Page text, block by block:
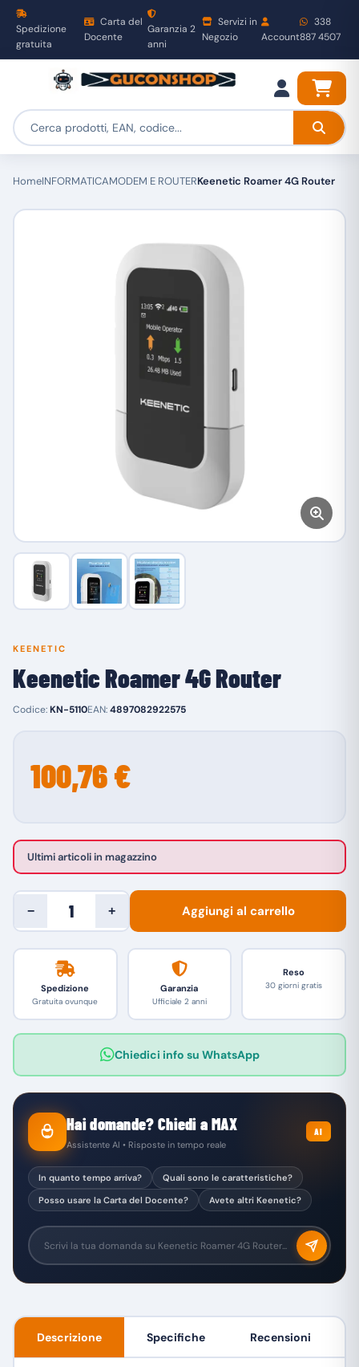
Spedizione
gratuita
Carta del
Docente
Garanzia 2
anni
Servizi in
Negozio
Account
338
887 4507
HomeINFORMATICAMODEM E ROUTERKeenetic Roamer 4G Router
KEENETIC
Keenetic Roamer 4G Router
Codice:KN-5110EAN:4897082922575
100,76 €
Ultimi articoli in magazzino
− + Aggiungi al carrello
Spedizione
Gratuita ovunque
Garanzia
Ufficiale 2 anni
Reso
30 giorni gratis
Chiedici info su WhatsApp
Hai domande? Chiedi a MAX
Assistente AI • Risposte in tempo reale
AI
In quanto tempo arriva?
Quali sono le caratteristiche?
Posso usare la Carta del Docente?
Avete altri Keenetic?
Descrizione Specifiche Recensioni